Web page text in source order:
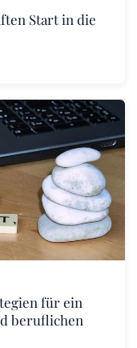
Start in die
für ein
beruflichen